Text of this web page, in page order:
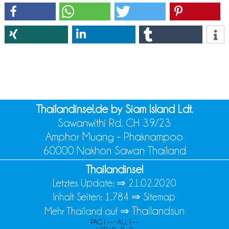
Thailandinsel.de by Siam Island Ldt.
Sawanwithi Rd. CH 39/23
Amphor Muang - Phaknampoo
60000 Nakhon Sawan Thailand
Thailandinsel
Letztes Update: ⇒ 21.02.2020
Inhalt Seiten: 1.784 ⇒ Sitemap
Mehr Thailand auf ⇒ Thailandsun
PAG | - - • ALL | - -